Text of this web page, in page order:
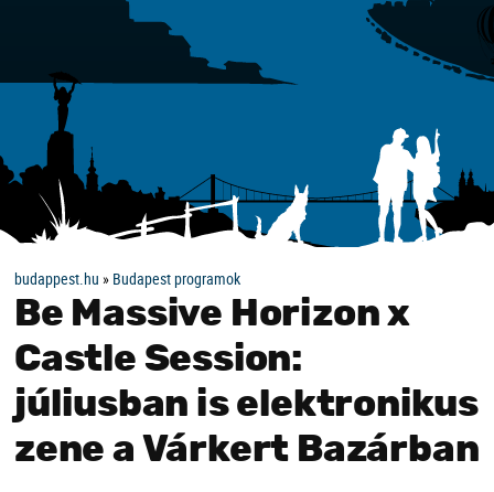
budappest.hu » Budapest programok
Be Massive Horizon x
Castle Session:
júliusban is elektronikus
zene a Várkert Bazárban